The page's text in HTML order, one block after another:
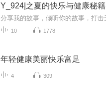
Y_924|之夏的快乐与健康秘籍
10 1778
年轻健康美丽快乐富足
4 309